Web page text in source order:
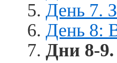
День 7.
День 8:
Дни 8-